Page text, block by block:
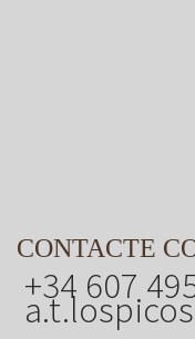
CONTACTE
+34 607